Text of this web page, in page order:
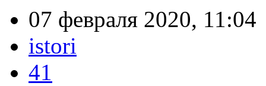
07 февраля 2020, 11:04
istori
41